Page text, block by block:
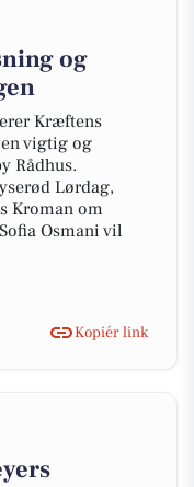
og
Kræftens
vigtig og
Rådhus.
Lørdag,
Kroman om
Osmani vil
Kopiér link